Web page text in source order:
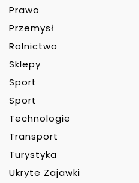
Prawo
Przemysł
Rolnictwo
Sklepy
Sport
Sport
Technologie
Transport
Turystyka
Ukryte Zajawki